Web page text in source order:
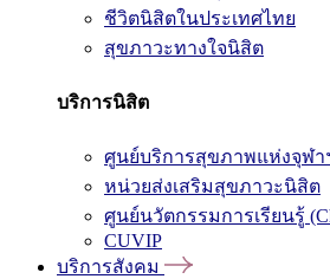
ชีวิตนิสิตในประเทศไทย
สุขภาวะทางใจนิสิต
บริการนิสิต
ศูนย์บริการสุขภาพแห่งจุฬา
หน่วยส่งเสริมสุขภาวะนิสิต
ศูนย์นวัตกรรมการเรียนรู้
CUVIP
บริการสังคม